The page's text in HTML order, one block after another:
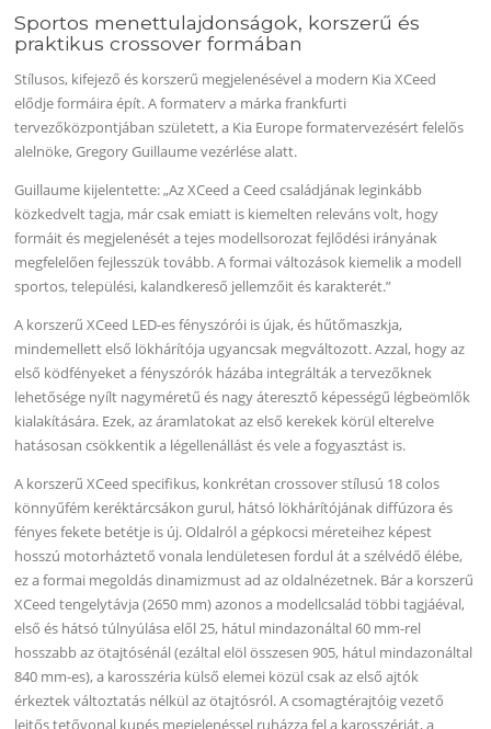
Sportos menettulajdonságok, korszerű és
praktikus crossover formában
Stílusos, kifejező és korszerű megjelenésével a modern Kia XCeed
elődje formáira épít. A formaterv a márka frankfurti
tervezőközpontjában született, a Kia Europe formatervezésért felelős
alelnöke, Gregory Guillaume vezérlése alatt.
Guillaume kijelentette: „Az XCeed a Ceed családjának leginkább
közkedvelt tagja, már csak emiatt is kiemelten releváns volt, hogy
formáit és megjelenését a tejes modellsorozat fejlődési irányának
megfelelően fejlesszük tovább. A formai változások kiemelik a modell
sportos, települési, kalandkereső jellemzőit és karakterét.”
A korszerű XCeed LED-es fényszórói is újak, és hűtőmaszkja,
mindemellett első lökhárítója ugyancsak megváltozott. Azzal, hogy az
első ködfényeket a fényszórók házába integrálták a tervezőknek
lehetősége nyílt nagyméretű és nagy áteresztő képességű légbeömlők
kialakítására. Ezek, az áramlatokat az első kerekek körül elterelve
hatásosan csökkentik a légellenállást és vele a fogyasztást is.
A korszerű XCeed specifikus, konkrétan crossover stílusú 18 colos
könnyűfém keréktárcsákon gurul, hátsó lökhárítójának diffúzora és
fényes fekete betétje is új. Oldalról a gépkocsi méreteihez képest
hosszú motorháztető vonala lendületesen fordul át a szélvédő élébe,
ez a formai megoldás dinamizmust ad az oldalnézetnek. Bár a korszerű
XCeed tengelytávja (2650 mm) azonos a modellcsalád többi tagjáéval,
első és hátsó túlnyúlása elől 25, hátul mindazonáltal 60 mm-rel
hosszabb az ötajtósénál (ezáltal elöl összesen 905, hátul mindazonáltal
840 mm-es), a karosszéria külső elemei közül csak az első ajtók
érkeztek változtatás nélkül az ötajtósról. A csomagtérajtóig vezető
lejtős tetővonal kupés megjelenéssel ruházza fel a karosszériát, a